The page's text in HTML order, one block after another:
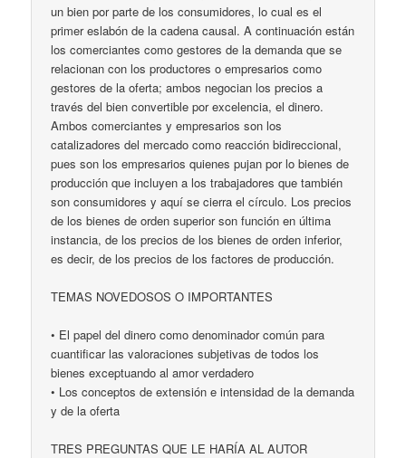
un bien por parte de los consumidores, lo cual es el
primer eslabón de la cadena causal. A continuación están
los comerciantes como gestores de la demanda que se
relacionan con los productores o empresarios como
gestores de la oferta; ambos negocian los precios a
través del bien convertible por excelencia, el dinero.
Ambos comerciantes y empresarios son los
catalizadores del mercado como reacción bidireccional,
pues son los empresarios quienes pujan por lo bienes de
producción que incluyen a los trabajadores que también
son consumidores y aquí se cierra el círculo. Los precios
de los bienes de orden superior son función en última
instancia, de los precios de los bienes de orden inferior,
es decir, de los precios de los factores de producción.
TEMAS NOVEDOSOS O IMPORTANTES
• El papel del dinero como denominador común para
cuantificar las valoraciones subjetivas de todos los
bienes exceptuando al amor verdadero
• Los conceptos de extensión e intensidad de la demanda
y de la oferta
TRES PREGUNTAS QUE LE HARÍA AL AUTOR